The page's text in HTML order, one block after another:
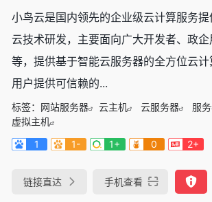
小鸟云是国内领先的企业级云计算服务
云技术研发，主要面向广大开发者、政
等，提供基于智能云服务器的全方位云
用户提供可信赖的...
标签： 网站服务器 云主机 云服务器 服
虚拟主机
1
1- 1+ 0 2+
链接直达 手机查看